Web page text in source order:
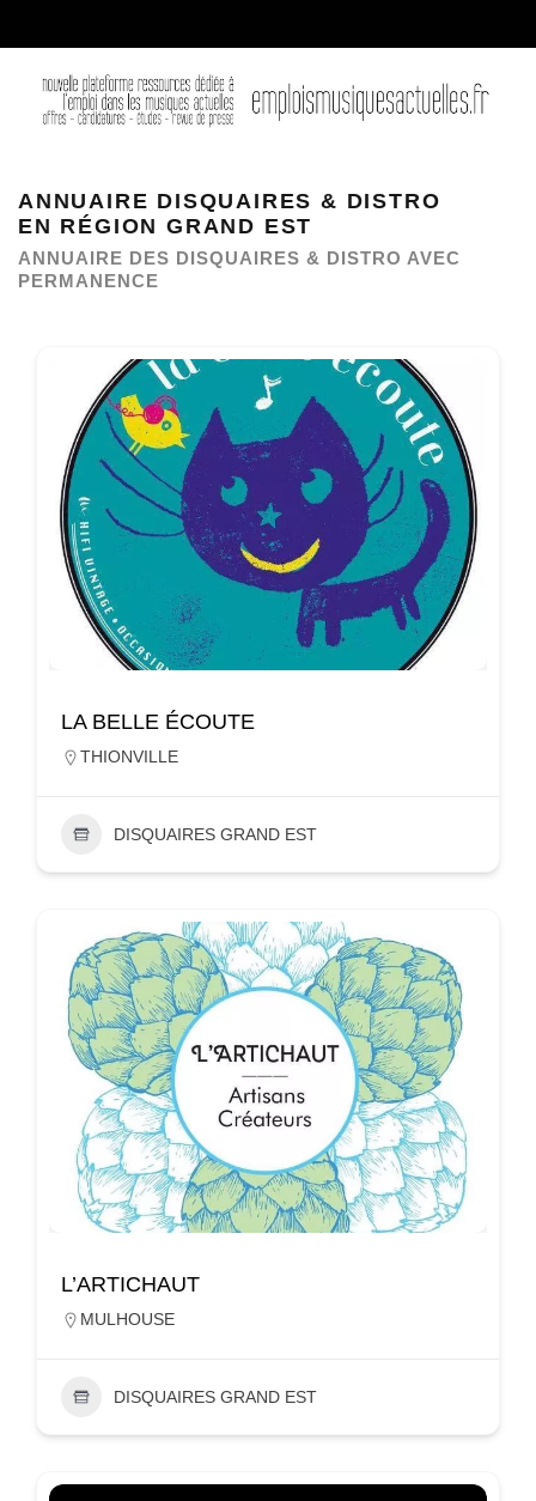
ANNUAIRE DISQUAIRES & DISTRO
EN RÉGION GRAND EST
ANNUAIRE DES DISQUAIRES & DISTRO AVEC
PERMANENCE
LA BELLE ÉCOUTE
THIONVILLE
DISQUAIRES GRAND EST
L’ARTICHAUT
MULHOUSE
DISQUAIRES GRAND EST